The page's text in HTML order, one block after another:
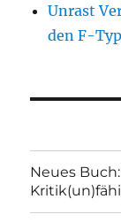
Unrast
den F-
Neues